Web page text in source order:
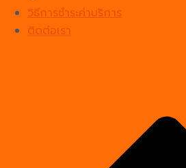
วิธีการชำระค่าบริการ
ติดต่อเรา